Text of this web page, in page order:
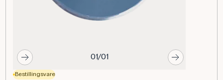
01/01
Bestillingsvare